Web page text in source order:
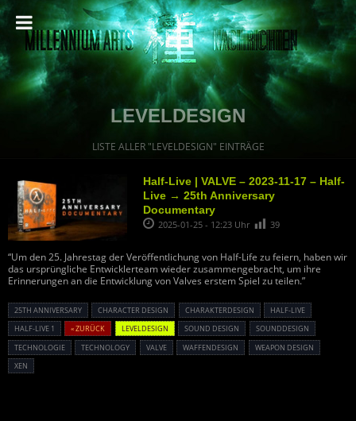
LEVELDESIGN
LISTE ALLER "LEVELDESIGN" EINTRÄGE
Half-Live | VALVE – 2023-11-17 – Half-
Live → 25th Anniversary
Documentary
2025-01-25 - 12:23 Uhr 39
“Um den 25. Jahrestag der Veröffentlichung von Half-Life zu feiern, haben wir
das ursprüngliche Entwicklerteam wieder zusammengebracht, um ihre
Erinnerungen an die Entwicklung von Valves erstem Spiel zu teilen.”
25TH ANNIVERSARY CHARACTER DESIGN CHARAKTERDESIGN
HALF-LIVE
HALF-LIVE 1
« ZURÜCK LEVELDESIGN SOUND DESIGN
SOUNDDESIGN
TECHNOLOGIE
TECHNOLOGY VALVE WAFFENDESIGN
WEAPON DESIGN
XEN